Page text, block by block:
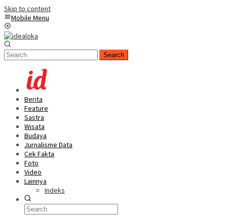
Skip to content
Mobile Menu
Search
Berita
Feature
Sastra
Wisata
Budaya
Jurnalisme Data
Cek Fakta
Foto
Video
Lainnya
Indeks